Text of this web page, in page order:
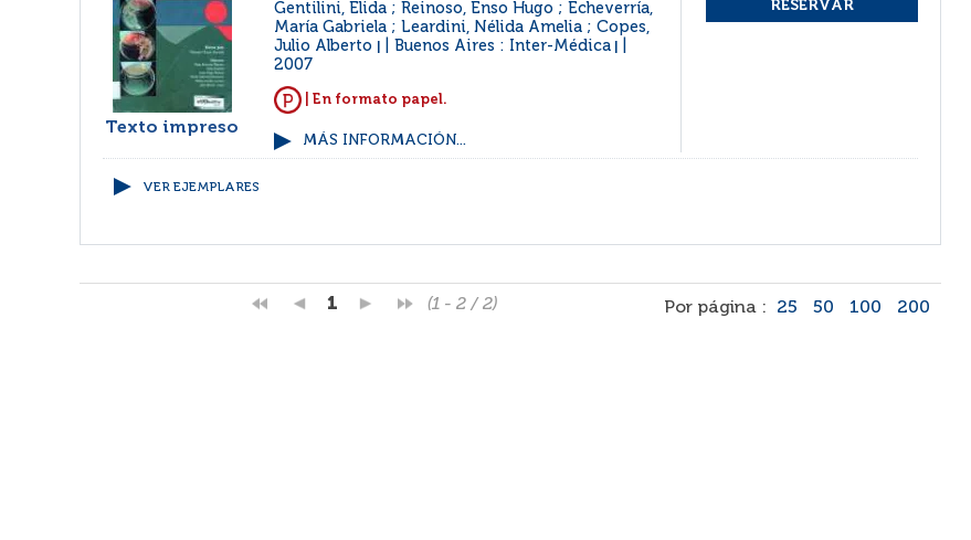
Texto impreso
Gentilini, Elida ; Reinoso, Enso Hugo ; Echeverría,
María Gabriela ; Leardini, Nélida Amelia ; Copes,
Julio Alberto
Buenos Aires : Inter-Médica
2007
| En formato papel.
MÁS INFORMACIÓN...
VER EJEMPLARES
1 (1 - 2 / 2) Por página : 25 50 100 200